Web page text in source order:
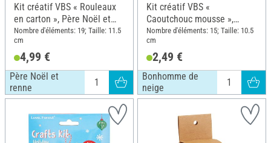
Kit créatif VBS « Rouleaux
en carton », Père Noël et
renne
Nombre d'éléments: 19; Taille: 11.5
cm
4,99 €
Père Noël et
renne
Kit créatif VBS «
Caoutchouc mousse »,
Bonhomme de neige
Nombre d'éléments: 15; Taille: 10.5
cm
2,49 €
Bonhomme de
neige